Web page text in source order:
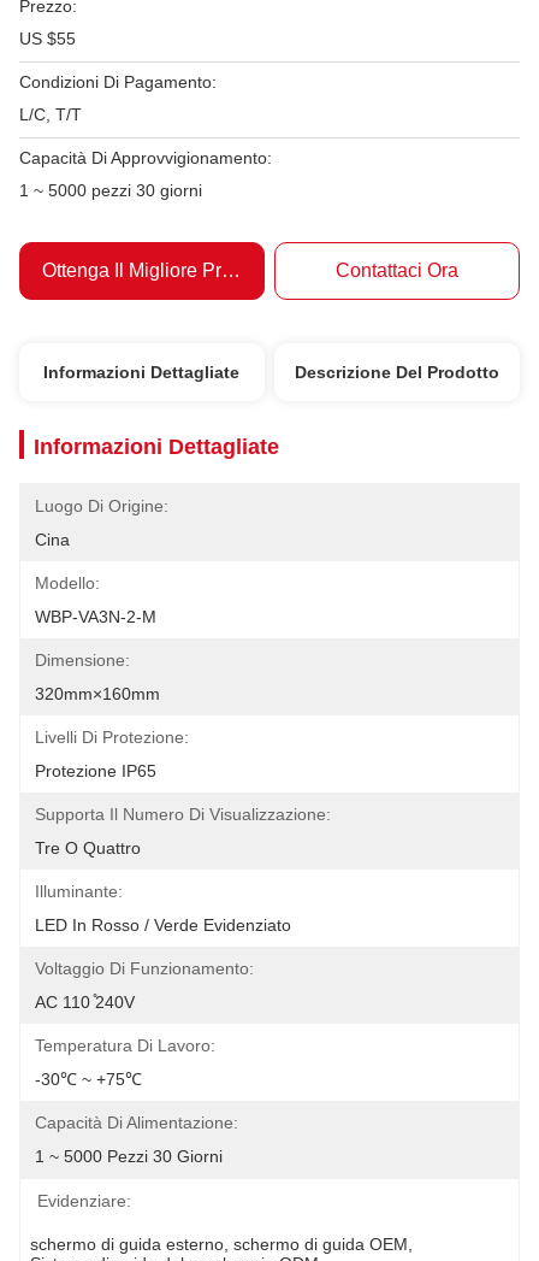
Prezzo:
US $55
Condizioni Di Pagamento:
L/C, T/T
Capacità Di Approvvigionamento:
1 ~ 5000 pezzi 30 giorni
Ottenga Il Migliore Prezzo Contattaci Ora
Informazioni Dettagliate Descrizione Del Prodotto
Informazioni Dettagliate
Luogo Di Origine:
Cina
Modello:
WBP-VA3N-2-M
Dimensione:
320mm×160mm
Livelli Di Protezione:
Protezione IP65
Supporta Il Numero Di Visualizzazione:
Tre O Quattro
Illuminante:
LED In Rosso / Verde Evidenziato
Voltaggio Di Funzionamento:
AC 110 ̊240V
Temperatura Di Lavoro:
-30℃ ~ +75℃
Capacità Di Alimentazione:
1 ~ 5000 Pezzi 30 Giorni
Evidenziare:
schermo di guida esterno schermo di guida OEM